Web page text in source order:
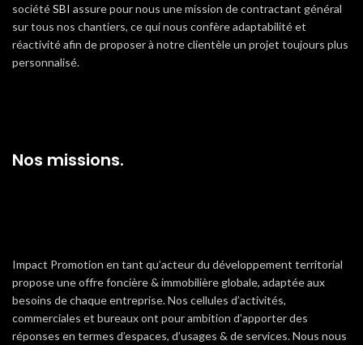
sociétéSBI assure pour nous une mission de contractant général
sur tous nos chantiers, ce qui nous confère adaptabilité et
réactivité afin de proposer à notre clientèle un projet toujours plus
personnalisé.
Nos missions.
Impact Promotion en tant qu’acteur du développement territorial
propose une offre foncière & immobilière globale, adaptée aux
besoins de chaque entreprise. Nos cellules d’activités,
commerciales et bureaux ont pour ambition d’apporter des
réponses en termes d’espaces, d’usages & de services. Nous nous